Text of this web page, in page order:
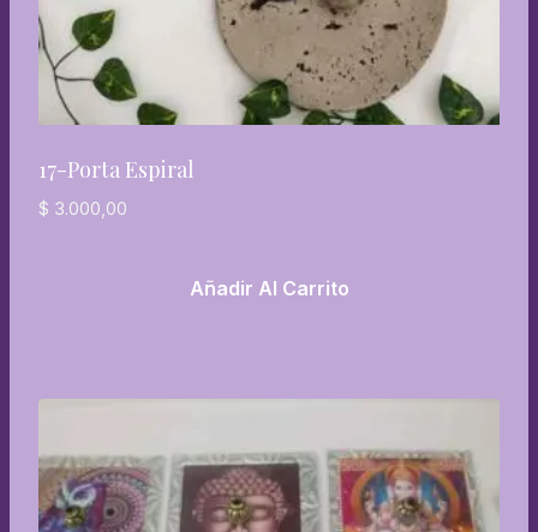
17-Porta Espiral
$ 3.000,00
Añadir Al Carrito